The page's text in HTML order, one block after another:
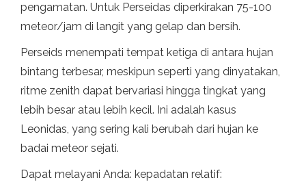
pengamatan. Untuk Perseidas diperkirakan 75-100
meteor/jam di langit yang gelap dan bersih.
Perseids menempati tempat ketiga di antara hujan
bintang terbesar, meskipun seperti yang dinyatakan,
ritme zenith dapat bervariasi hingga tingkat yang
lebih besar atau lebih kecil. Ini adalah kasus
Leonidas, yang sering kali berubah dari hujan ke
badai meteor sejati.
Dapat melayani Anda: kepadatan relatif: